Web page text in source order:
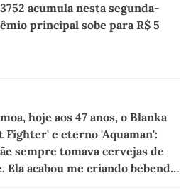
acumula nesta segunda-
principal sobe para R$ 5
hoje aos 47 anos, o Blanka
Fighter' e eterno 'Aquaman':
sempre tomava cervejas de
Ela acabou me criando bebendo